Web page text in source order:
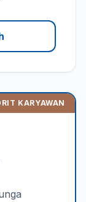
KARYAWAN